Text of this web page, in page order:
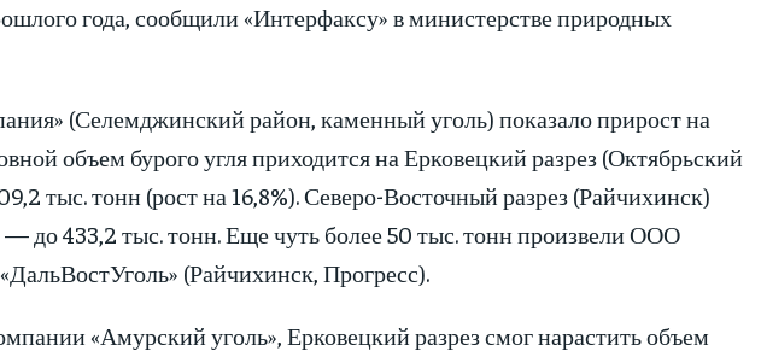
года, сообщили «Интерфаксу» в министерстве природных
(Селемджинский район, каменный уголь) показало прирост на
объем бурого угля приходится на Ерковецкий разрез (Октябрьский
тыс. тонн (рост на 16,8%). Северо-Восточный разрез (Райчихинск)
до 433,2 тыс. тонн. Еще чуть более 50 тыс. тонн произвели ООО
(Райчихинск, Прогресс).
«Амурский уголь», Ерковецкий разрез смог нарастить объем